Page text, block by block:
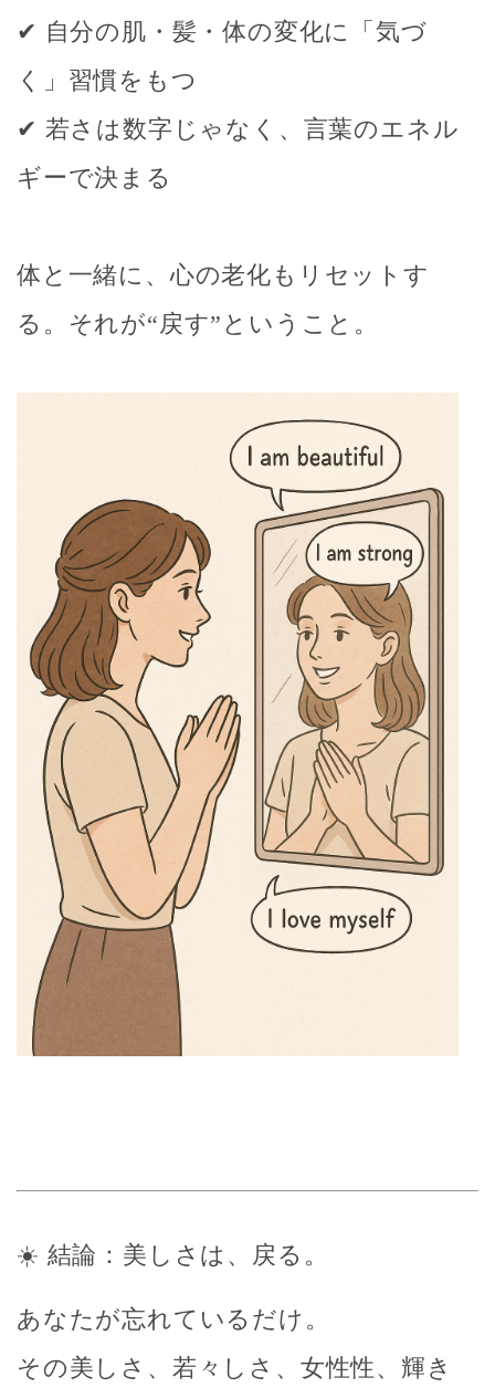
✔ 自分の肌・髪・体の変化に「気づ
く」習慣をもつ
✔ 若さは数字じゃなく、言葉のエネル
ギーで決まる
体と一緒に、心の老化もリセットす
る 。それが“戻す”ということ。
☀️ 結論：美しさは、戻る。
あなたが忘れているだけ。
その美しさ、若々しさ、女性性、輝き